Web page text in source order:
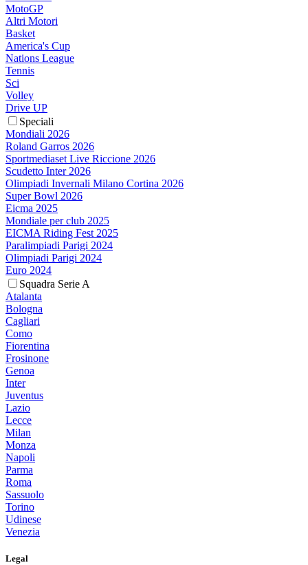
MotoGP
Altri Motori
Basket
America's Cup
Nations League
Tennis
Sci
Volley
Drive UP
Speciali
Mondiali 2026
Roland Garros 2026
Sportmediaset Live Riccione 2026
Scudetto Inter 2026
Olimpiadi Invernali Milano Cortina 2026
Super Bowl 2026
Eicma 2025
Mondiale per club 2025
EICMA Riding Fest 2025
Paralimpiadi Parigi 2024
Olimpiadi Parigi 2024
Euro 2024
Squadra Serie A
Atalanta
Bologna
Cagliari
Como
Fiorentina
Frosinone
Genoa
Inter
Juventus
Lazio
Lecce
Milan
Monza
Napoli
Parma
Roma
Sassuolo
Torino
Udinese
Venezia
Legal